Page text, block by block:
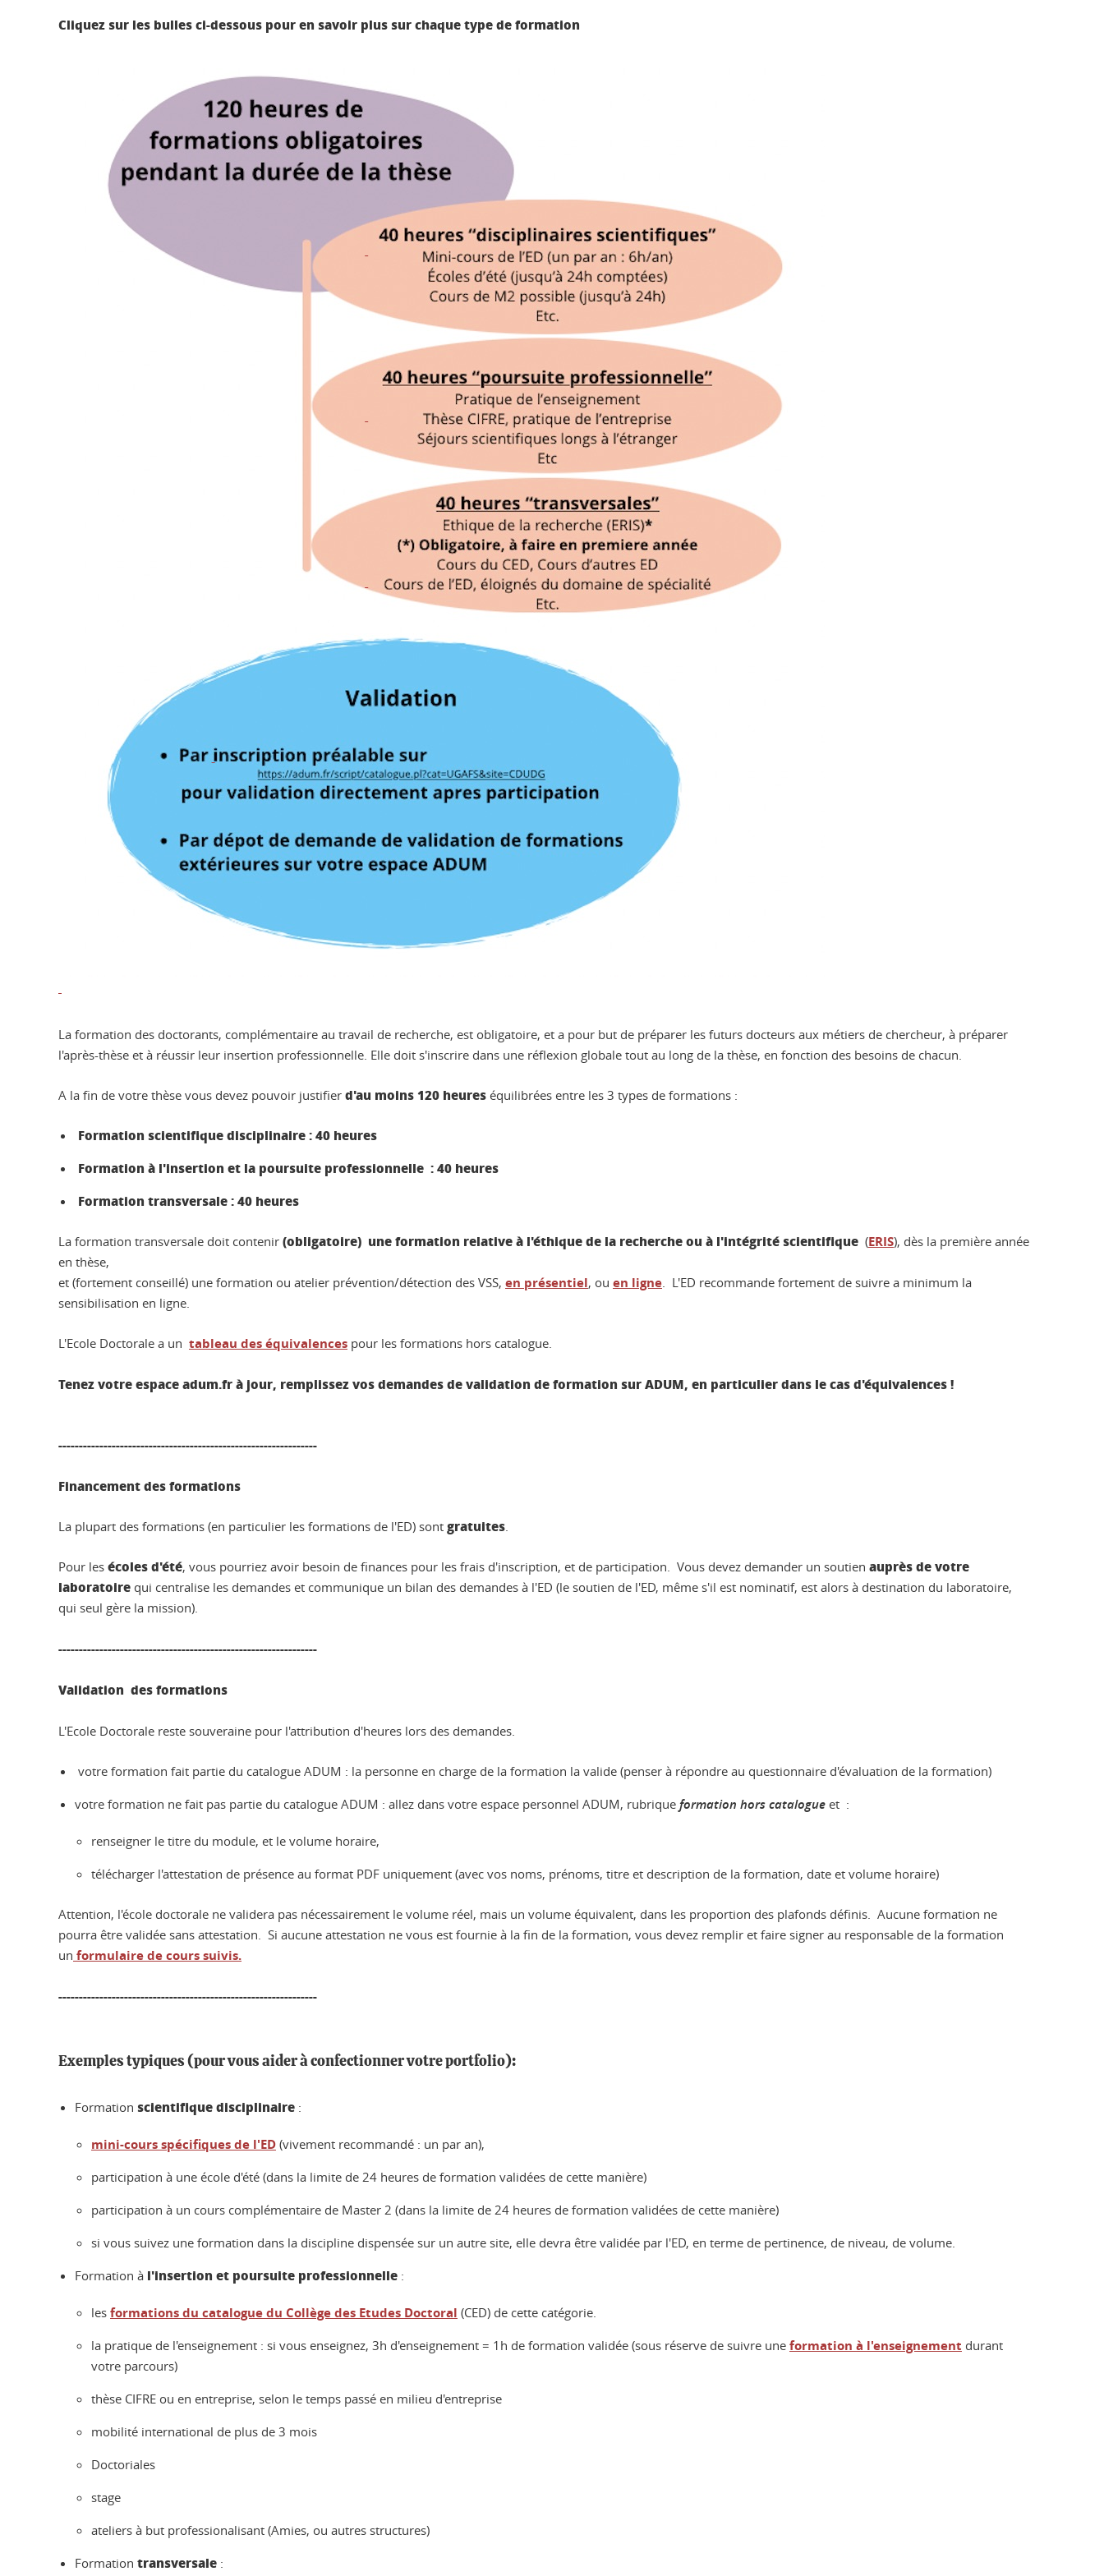
Cliquez sur les bulles ci-dessous pour en savoir plus sur chaque type de formation
La formation des doctorants, complémentaire au travail de recherche, est obligatoire, et a pour but de préparer les futurs docteurs aux métiers de chercheur, à préparer
l'après-thèse et à réussir leur insertion professionnelle. Elle doit s'inscrire dans une réflexion globale tout au long de la thèse, en fonction des besoins de chacun.
A la fin de votre thèse vous devez pouvoir justifier d'au moins 120 heures équilibrées entre les 3 types de formations :
Formation scientifique disciplinaire : 40 heures
Formation à l'insertion et la poursuite professionnelle : 40 heures
Formation transversale : 40 heures
La formation transversale doit contenir (obligatoire) une formation relative à l'éthique de la recherche ou à l'intégrité scientifique (ERIS), dès la première année
en thèse,
et (fortement conseillé) une formation ou atelier prévention/détection des VSS, en présentiel, ou en ligne. L'ED recommande fortement de suivre a minimum la
sensibilisation en ligne.
L'Ecole Doctorale a un tableau des équivalences pour les formations hors catalogue.
Tenez votre espace adum.fr à jour, remplissez vos demandes de validation de formation sur ADUM, en particulier dans le cas d'équivalences !
---------------------------------------------------------------
Financement des formations
La plupart des formations (en particulier les formations de l'ED) sont gratuites.
Pour les écoles d'été, vous pourriez avoir besoin de finances pour les frais d'inscription, et de participation. Vous devez demander un soutien auprès de votre
laboratoire qui centralise les demandes et communique un bilan des demandes à l'ED (le soutien de l'ED, même s'il est nominatif, est alors à destination du laboratoire,
qui seul gère la mission).
---------------------------------------------------------------
Validation des formations
L'Ecole Doctorale reste souveraine pour l'attribution d'heures lors des demandes.
votre formation fait partie du catalogue ADUM : la personne en charge de la formation la valide (penser à répondre au questionnaire d'évaluation de la formation)
votre formation ne fait pas partie du catalogue ADUM : allez dans votre espace personnel ADUM, rubrique formation hors catalogue et :
renseigner le titre du module, et le volume horaire,
télécharger l'attestation de présence au format PDF uniquement (avec vos noms, prénoms, titre et description de la formation, date et volume horaire)
Attention, l'école doctorale ne validera pas nécessairement le volume réel, mais un volume équivalent, dans les proportion des plafonds définis. Aucune formation ne
pourra être validée sans attestation. Si aucune attestation ne vous est fournie à la fin de la formation, vous devez remplir et faire signer au responsable de la formation
un formulaire de cours suivis.
---------------------------------------------------------------
Exemples typiques (pour vous aider à confectionner votre portfolio):
Formation scientifique disciplinaire :
mini-cours spécifiques de l'ED (vivement recommandé : un par an),
participation à une école d'été (dans la limite de 24 heures de formation validées de cette manière)
participation à un cours complémentaire de Master 2 (dans la limite de 24 heures de formation validées de cette manière)
si vous suivez une formation dans la discipline dispensée sur un autre site, elle devra être validée par l'ED, en terme de pertinence, de niveau, de volume.
Formation à l'insertion et poursuite professionnelle :
les formations du catalogue du Collège des Etudes Doctoral (CED) de cette catégorie.
la pratique de l'enseignement : si vous enseignez, 3h d'enseignement = 1h de formation validée (sous réserve de suivre une formation à l'enseignement durant
votre parcours)
thèse CIFRE ou en entreprise, selon le temps passé en milieu d'entreprise
mobilité international de plus de 3 mois
Doctoriales
stage
ateliers à but professionalisant (Amies, ou autres structures)
Formation transversale :